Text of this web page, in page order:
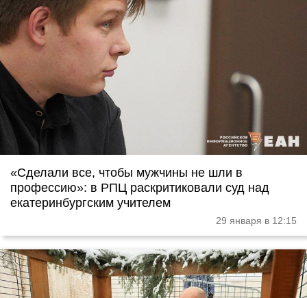
«Сделали все, чтобы мужчины не шли в
профессию»: в РПЦ раскритиковали суд над
екатеринбургским учителем
29 января в 12:15